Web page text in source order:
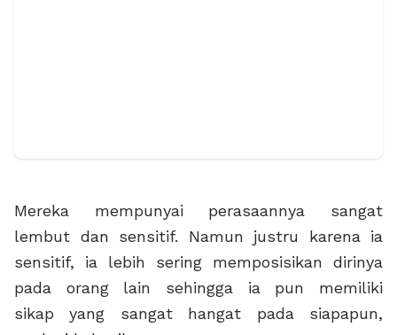
Mereka mempunyai perasaannya sangat
lembut dan sensitif. Namun justru karena ia
sensitif, ia lebih sering memposisikan dirinya
pada orang lain sehingga ia pun memiliki
sikap yang sangat hangat pada siapapun,